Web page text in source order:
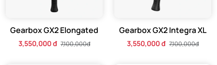
Gearbox GX2 Elongated
3,550,000 đ 7,100,000đ
Gearbox GX2 Integra XL
3,550,000 đ 7,100,000đ